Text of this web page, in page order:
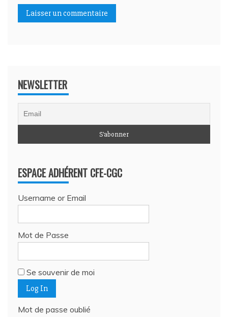
NEWSLETTER
ESPACE ADHÉRENT CFE-CGC
Username or Email
Mot de Passe
Se souvenir de moi
Mot de passe oublié